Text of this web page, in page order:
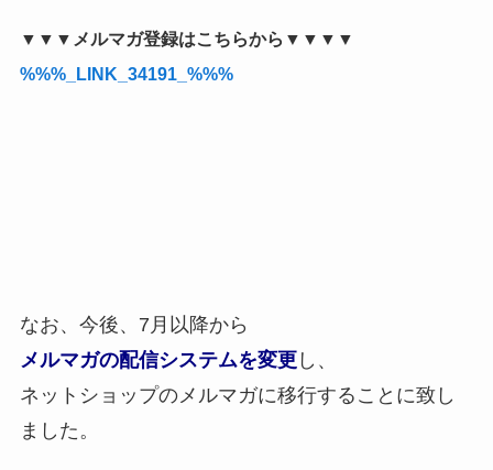
▼▼▼メルマガ登録はこちらから▼▼▼▼
%%%_LINK_34191_%%%
なお、今後、7月以降から
メルマガの配信システムを変更し、
ネットショップのメルマガに移行することに致し
ました。